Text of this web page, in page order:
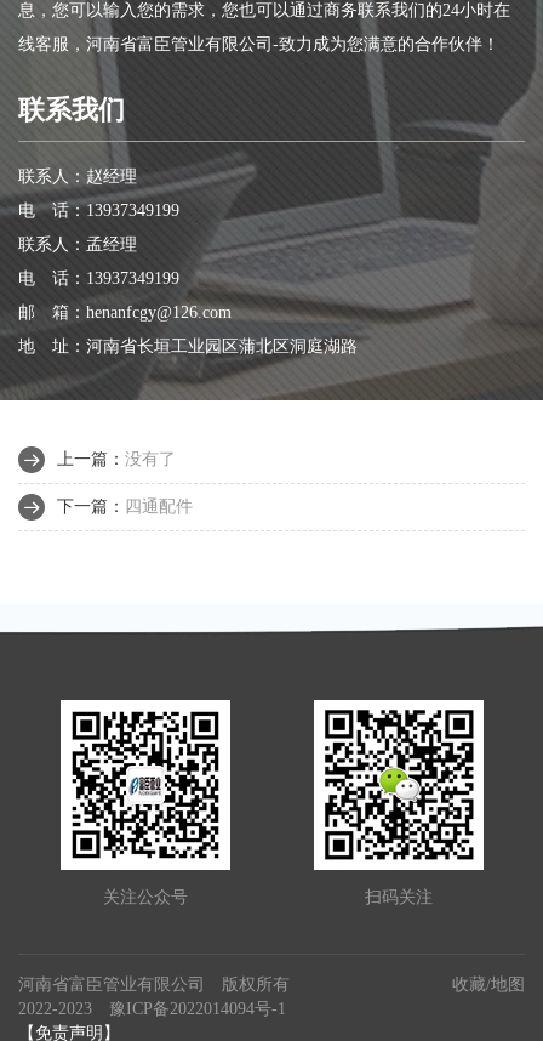
息，您可以输入您的需求，您也可以通过商务联系我们的24小时在
线客服，河南省富臣管业有限公司-致力成为您满意的合作伙伴！
联系我们
联系人：赵经理
电 话：13937349199
联系人：孟经理
电 话：13937349199
邮 箱：henanfcgy@126.com
地 址：河南省长垣工业园区蒲北区洞庭湖路
上一篇： 没有了
下一篇： 四通配件
关注公众号 扫码关注
河南省富臣管业有限公司 版权所有
2022-2023 豫ICP备2022014094号-1
【免责声明】
收藏/地图